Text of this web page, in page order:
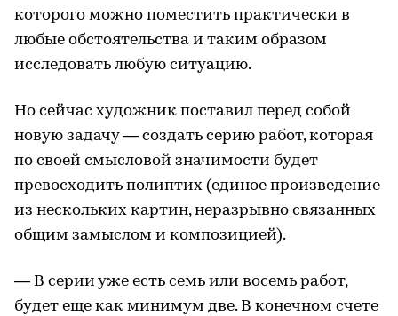
которого можно поместить практически в
любые обстоятельства и таким образом
исследовать любую ситуацию.
Но сейчас художник поставил перед собой
новую задачу — создать серию работ, которая
по своей смысловой значимости будет
превосходить полиптих (единое произведение
из нескольких картин, неразрывно связанных
общим замыслом и композицией).
— В серии уже есть семь или восемь работ,
будет еще как минимум две. В конечном счете